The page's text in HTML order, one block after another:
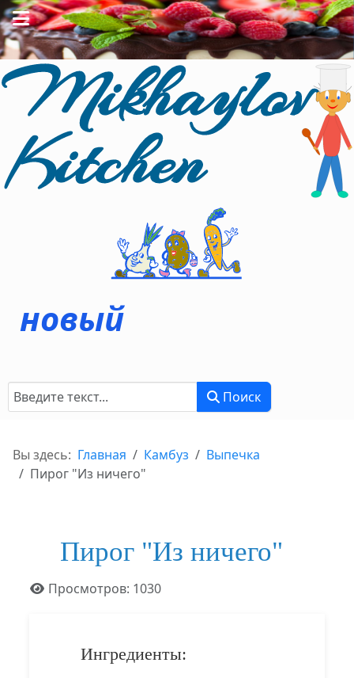
новый
Поиск Поиск
Вы здесь: Главная Камбуз
Выпечка
Пирог "Из ничего"
Пирог "Из ничего"
Информация о материале
Просмотров: 1030
Ингредиенты: